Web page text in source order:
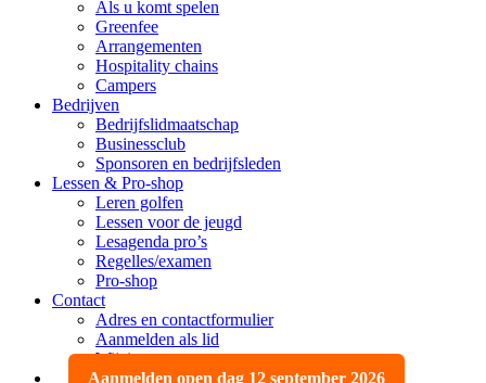
Als u komt spelen
Greenfee
Arrangementen
Hospitality chains
Campers
Bedrijven
Bedrijfslidmaatschap
Businessclub
Sponsoren en bedrijfsleden
Lessen & Pro-shop
Leren golfen
Lessen voor de jeugd
Lesagenda pro’s
Regelles/examen
Pro-shop
Contact
Adres en contactformulier
Aanmelden als lid
Wijzigen, opzeggen
Aanmelden open dag 12 september 2026